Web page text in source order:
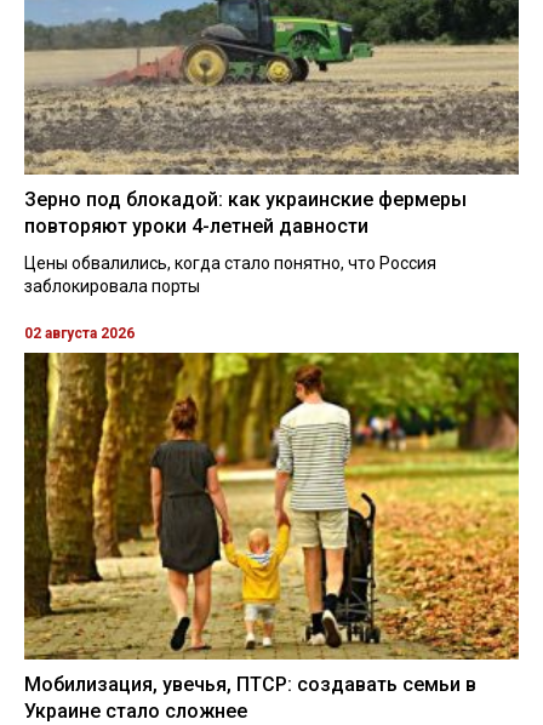
Зерно под блокадой: как украинские фермеры
повторяют уроки 4-летней давности
Цены обвалились, когда стало понятно, что Россия
заблокировала порты
02 августа 2026
Мобилизация, увечья, ПТСР: создавать семьи в
Украине стало сложнее